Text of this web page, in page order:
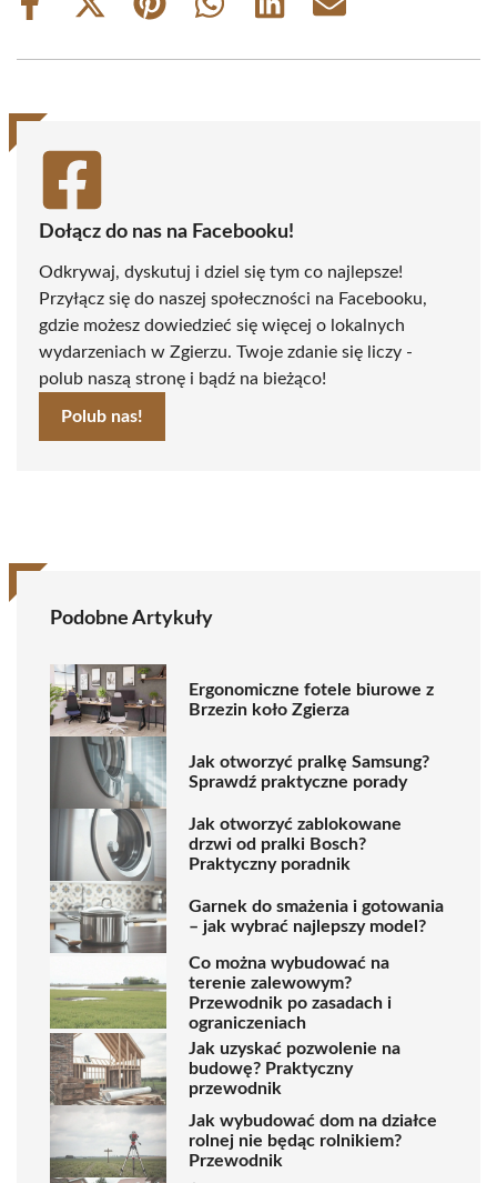
Share
Share
(Twitter)
Share
Share
Share
Share
Dołącz do nas na Facebooku!
Odkrywaj, dyskutuj i dziel się tym co najlepsze!
Przyłącz się do naszej społeczności na Facebooku,
gdzie możesz dowiedzieć się więcej o lokalnych
wydarzeniach w Zgierzu. Twoje zdanie się liczy -
polub naszą stronę i bądź na bieżąco!
Polub nas!
Podobne Artykuły
Ergonomiczne fotele biurowe z
Brzezin koło Zgierza
Jak otworzyć pralkę Samsung?
Sprawdź praktyczne porady
Jak otworzyć zablokowane
drzwi od pralki Bosch?
Praktyczny poradnik
Garnek do smażenia i gotowania
– jak wybrać najlepszy model?
Co można wybudować na
terenie zalewowym?
Przewodnik po zasadach i
ograniczeniach
Jak uzyskać pozwolenie na
budowę? Praktyczny
przewodnik
Jak wybudować dom na działce
rolnej nie będąc rolnikiem?
Przewodnik